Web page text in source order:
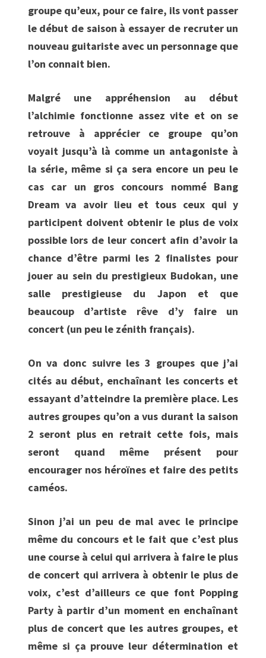
groupe qu’eux, pour ce faire, ils vont passer
le début de saison à essayer de recruter un
nouveau guitariste avec un personnage que
l’on connait bien.
Malgré une appréhension au début
l’alchimie fonctionne assez vite et on se
retrouve à apprécier ce groupe qu’on
voyait jusqu’à là comme un antagoniste à
la série, même si ça sera encore un peu le
cas car un gros concours nommé Bang
Dream va avoir lieu et tous ceux qui y
participent doivent obtenir le plus de voix
possible lors de leur concert afin d’avoir la
chance d’être parmi les 2 finalistes pour
jouer au sein du prestigieux Budokan, une
salle prestigieuse du Japon et que
beaucoup d’artiste rêve d’y faire un
concert (un peu le zénith français).
On va donc suivre les 3 groupes que j’ai
cités au début, enchaînant les concerts et
essayant d’atteindre la première place. Les
autres groupes qu’on a vus durant la saison
2 seront plus en retrait cette fois, mais
seront quand même présent pour
encourager nos héroïnes et faire des petits
caméos.
Sinon j’ai un peu de mal avec le principe
même du concours et le fait que c’est plus
une course à celui qui arrivera à faire le plus
de concert qui arrivera à obtenir le plus de
voix, c’est d’ailleurs ce que font Popping
Party à partir d’un moment en enchaînant
plus de concert que les autres groupes, et
même si ça prouve leur détermination et